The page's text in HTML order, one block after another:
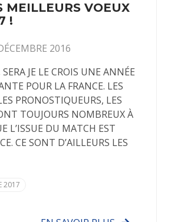
MEILLEURS VOEUX
!
2016
JE LE CROIS UNE ANNÉE
POUR LA FRANCE. LES
PRONOSTIQUEURS, LES
TOUJOURS NOMBREUX À
L’ISSUE DU MATCH EST
CE SONT D’AILLEURS LES
2017